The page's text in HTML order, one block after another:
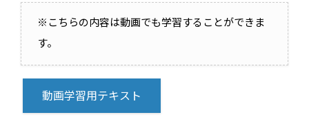
※こちらの内容は動画でも学習することができま
す。
動画学習用テキスト